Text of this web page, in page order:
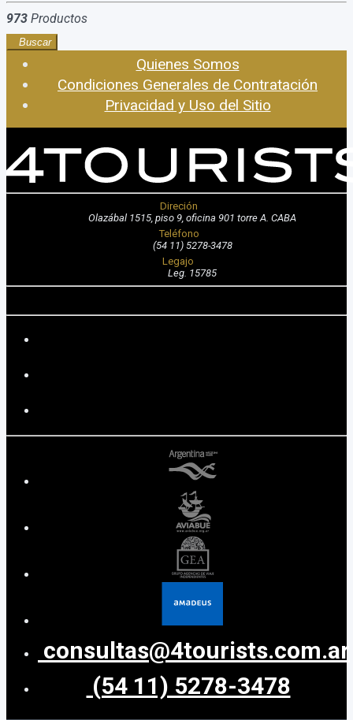
973 Productos
Buscar
Quienes Somos
Condiciones Generales de Contratación
Privacidad y Uso del Sitio
Direción
Olazábal 1515, piso 9, oficina 901 torre A. CABA
Teléfono
(54 11) 5278-3478
Legajo
Leg. 15785
consultas@4tourists.com.ar
(54 11) 5278-3478